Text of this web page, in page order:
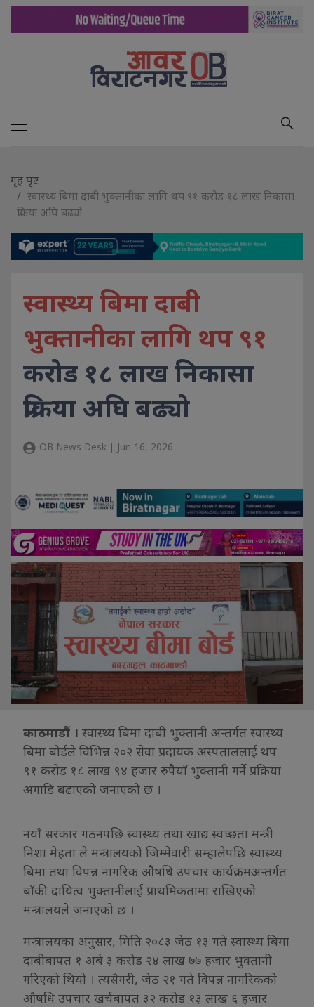
गृह पृष्ट
स्वास्थ्य बिमा दाबी भुक्तानीका लागि थप ९१ करोड १८ लाख निकासा
प्रक्रिया अघि बढ्यो
स्वास्थ्य बिमा दाबी
भुक्तानीका लागि थप ९१
करोड १८ लाख निकासा
प्रक्रिया अघि बढ्यो
OB News Desk | Jun 16, 2026
काठमाडौं । स्वास्थ्य बिमा दाबी भुक्तानी अन्तर्गत स्वास्थ्य
बिमा बोर्डले विभिन्न २०२ सेवा प्रदायक अस्पताललाई थप
९१ करोड १८ लाख ९४ हजार रुपैयाँ भुक्तानी गर्ने प्रक्रिया
अगाडि बढाएको जनाएको छ ।
नयाँ सरकार गठनपछि स्वास्थ्य तथा खाद्य स्वच्छता मन्त्री
निशा मेहता ले मन्त्रालयको जिम्मेवारी सम्हालेपछि स्वास्थ्य
बिमा तथा विपन्न नागरिक औषधि उपचार कार्यक्रमअन्तर्गत
बाँकी दायित्व भुक्तानीलाई प्राथमिकतामा राखिएको
मन्त्रालयले जनाएको छ ।
मन्त्रालयका अनुसार, मिति २०८३ जेठ १३ गते स्वास्थ्य बिमा
दाबीबापत १ अर्ब ३ करोड २४ लाख ७७ हजार भुक्तानी
गरिएको थियो । त्यसैगरी, जेठ २१ गते विपन्न नागरिकको
औषधि उपचार खर्चबापत ३२ करोड १३ लाख ६ हजार